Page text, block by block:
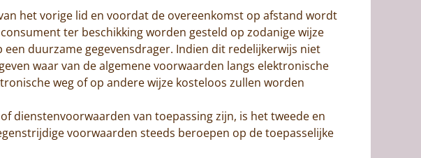
het vorige lid en voordat de overeenkomst op afstand wordt
ter beschikking worden gesteld op zodanige wijze
duurzame gegevensdrager. Indien dit redelijkerwijs niet
waar van de algemene voorwaarden langs elektronische
weg of op andere wijze kosteloos zullen worden
dienstenvoorwaarden van toepassing zijn, is het tweede en
voorwaarden steeds beroepen op de toepasselijke